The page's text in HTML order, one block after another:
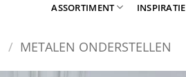
ASSORTIMENT INSPIRATIE
/ METALEN ONDERSTELLEN